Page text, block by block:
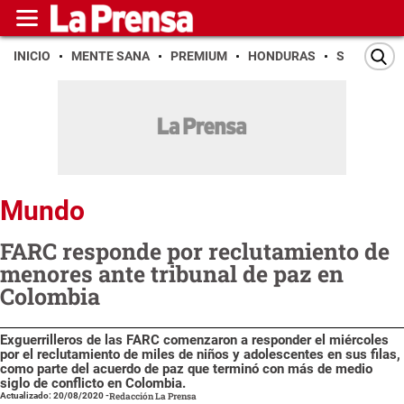
INICIO MENTE SANA PREMIUM HONDURAS SAN PEDRO
Mundo
FARC responde por reclutamiento de
menores ante tribunal de paz en
Colombia
Exguerrilleros de las FARC comenzaron a responder el miércoles
por el reclutamiento de miles de niños y adolescentes en sus filas,
como parte del acuerdo de paz que terminó con más de medio
siglo de conflicto en Colombia.
Actualizado: 20/08/2020-Redacción La Prensa